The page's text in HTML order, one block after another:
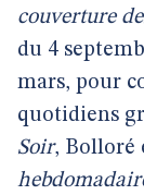
couverture
du 4
mars, pour
quotidiens
Soir, Bolloré